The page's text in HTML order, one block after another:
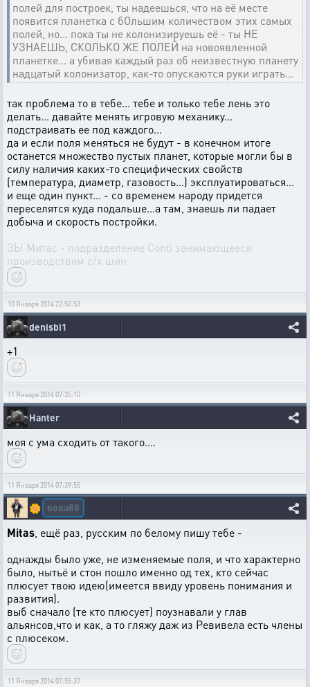
полей для построек, ты надеешься, что на её месте
появится планетка с бОльшим количеством этих самых
полей, но... пока ты не колонизируешь её - ты НЕ
УЗНАЕШЬ, СКОЛЬКО ЖЕ ПОЛЕЙ на новоявленной
планетке... а убивая каждый раз об неизвестную планету
надцатый колонизатор, как-то опускаются руки играть...
так проблема то в тебе... тебе и только тебе лень это
делать... давайте менять игровую механику...
подстраивать ее под каждого...
да и если поля меняться не будут - в конечном итоге
останется множество пустых планет, которые могли бы в
силу наличия каких-то специфических свойств
(температура, диаметр, газовость...) эксплуатироваться...
и еще один пункт... - со временем народу придется
переселятся куда подальше...а там, знаешь ли падает
добыча и скорость постройки.
ЗЫ Митас - подразделение Conti занимающееся
производством с/х шин.
10 Января 2014 22:50:53
denisbi1
+1
11 Января 2014 07:35:10
Hanter
моя с ума сходить от такого....
11 Января 2014 07:39:55
🌼 вова88
Mitas , ещё раз, русским по белому пишу тебе -
однажды было уже, не изменяемые поля, и что характерно
было, нытьё и стон пошло именно од тех, кто сейчас
плюсует твою идею(имеется ввиду уровень понимания и
развития).
выб сначало (те кто плюсует) поузнавали у глав
альянсов,что и как, а то гляжу даж из Ревивела есть члены
с плюсеком.
11 Января 2014 07:55:37